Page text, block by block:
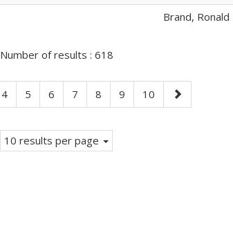
Brand, Ronald
Number of results : 618
Page
4 Page
5 Page
6 Page
7 Page
8 Page
9 Page
10
Next
page
10 results per page